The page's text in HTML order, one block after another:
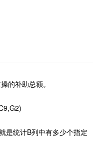
的补助总额。
统计B列中有多少个指定